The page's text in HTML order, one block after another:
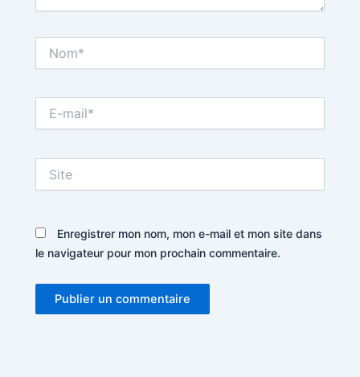
mail*
Enregistrer mon nom, mon e-mail et mon site dans
le navigateur pour mon prochain commentaire.